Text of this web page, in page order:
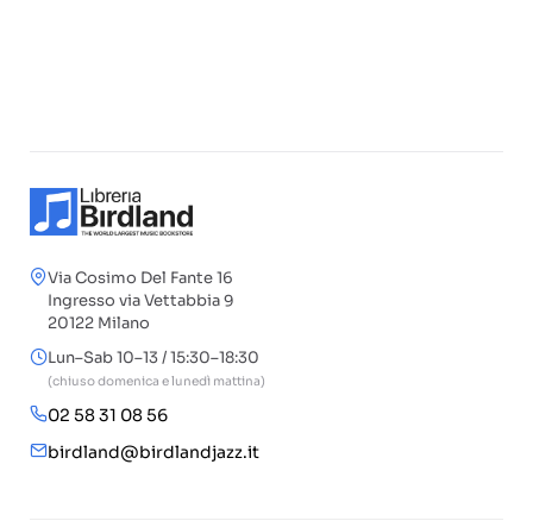
Via Cosimo Del Fante 16
Ingresso via Vettabbia 9
20122 Milano
Lun–Sab 10–13 / 15:30–18:30
(chiuso domenica e lunedì mattina)
02 58 31 08 56
birdland@birdlandjazz.it